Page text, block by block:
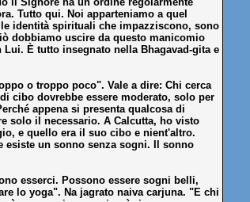
Tutto qui. Noi apparteniamo a quel
identità spirituali che impazziscono, sono
dobbiamo uscire da questo manicomio
È tutto insegnato nella Bhagavad-gita e
o troppo poco". Vale a dire: Chi cerca
cibo dovrebbe essere moderato, solo per
appena si presenta qualcosa di
solo il necessario. A Calcutta, ho visto
e quello era il suo cibo e nient'altro.
esiste un sonno senza sogni. Il sonno
esserci. Possono essere sogni belli,
lo yoga". Na jagrato naiva carjuna. "E chi